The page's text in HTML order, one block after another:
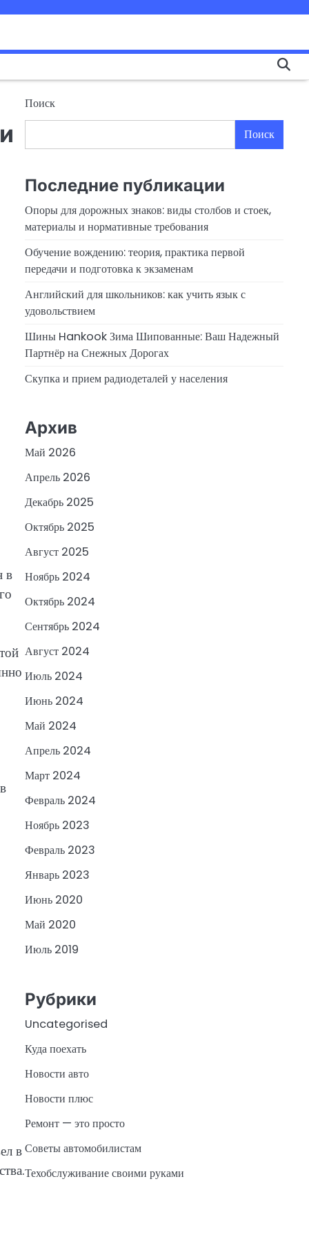
в
в
Поиск
Поиск
Последние публикации
Опоры для дорожных знаков: виды столбов и стоек,
материалы и нормативные требования
Обучение вождению: теория, практика первой
передачи и подготовка к экзаменам
Английский для школьников: как учить язык с
удовольствием
Шины Hankook Зима Шипованные: Ваш Надежный
Партнёр на Снежных Дорогах
Скупка и прием радиодеталей у населения
Архив
Май 2026
Апрель 2026
Декабрь 2025
Октябрь 2025
Август 2025
Ноябрь 2024
Октябрь 2024
Сентябрь 2024
Август 2024
Июль 2024
Июнь 2024
Май 2024
Апрель 2024
Март 2024
Февраль 2024
Ноябрь 2023
Февраль 2023
Январь 2023
Июнь 2020
Май 2020
Июль 2019
Рубрики
Uncategorised
Куда поехать
Новости авто
Новости плюс
Ремонт — это просто
Советы автомобилистам
Техобслуживание своими руками